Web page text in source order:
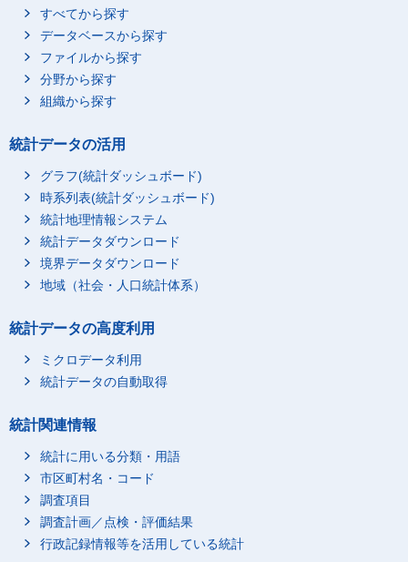
すべてから探す
データベースから探す
ファイルから探す
分野から探す
組織から探す
統計データの活用
グラフ(統計ダッシュボード)
時系列表(統計ダッシュボード)
統計地理情報システム
統計データダウンロード
境界データダウンロード
地域（社会・人口統計体系）
統計データの高度利用
ミクロデータ利用
統計データの自動取得
統計関連情報
統計に用いる分類・用語
市区町村名・コード
調査項目
調査計画／点検・評価結果
行政記録情報等を活用している統計